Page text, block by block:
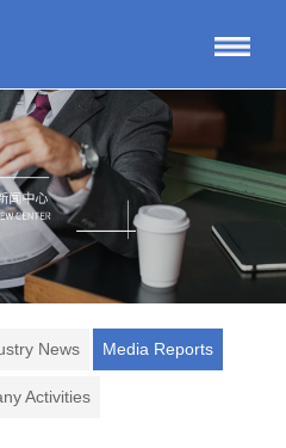
News Media Reports
Activities